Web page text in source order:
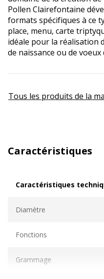
Pollen Clairefontaine
formats spécifiques à ce
place, menu, carte
idéale pour la réalisation
de naissance ou de
Tous les produits de la
Caractéristiques
Caractéristiques
Diamètre
Fonctions
Grammage